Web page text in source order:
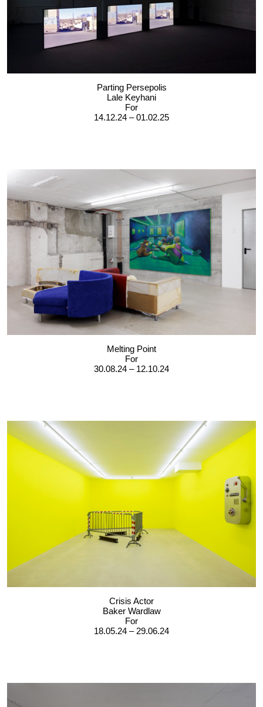
Parting Persepolis
Lale Keyhani
For
14.12.24 – 01.02.25
Melting Point
For
30.08.24 – 12.10.24
Crisis Actor
Baker Wardlaw
For
18.05.24 – 29.06.24